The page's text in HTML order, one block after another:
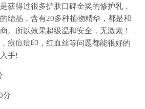
获得过很多护肤口碑金奖的修护乳，
结晶，含有20多种植物精华，都是和
。所以效果超级温和安全，无激素！
痘痘痘印，红血丝等问题都能很好的
手!
分